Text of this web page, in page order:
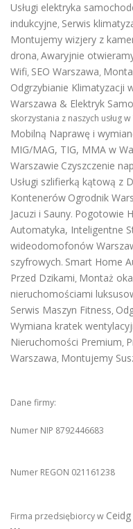
Usługi elektryka
indukcyjne, Serwis
Montujemy wizjery z
drona, Awaryjnie
Wifi, SEO Warszawa,
Odgrzybianie Klimatyzacji
Warszawa & Elektryk
skorzystania z naszych usług
Mobilną Naprawę i
MIG/MAG, TIG, MMA w
Warszawie Czyszczenie
Usługi szlifierką kątową z
Kontenerów Ogrodnik
Jacuzi i Sauny. Pogotowie
Automatyka, Inteligentne
wideodomofonów
szyfrowych. Smart Home
Przed Dzikami, Montaż
nieruchomościami
Serwis Maszyn Fitness,
Wymiana kratek
Nieruchomości Premium,
Warszawa, Montujemy
Dane firmy:
Numer NIP 8792446683
Numer REGON 021161238
Firma przedsiębiorcy w Ceidg